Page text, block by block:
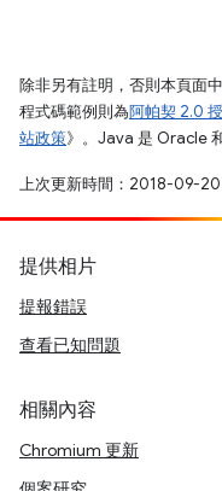
除非另有註明，否則本頁面
程式碼範例則為阿帕契 2.0
站政策》。Java 是 Oracle
上次更新時間：2018-09-20
提供相片
提報錯誤
查看已知問題
相關內容
Chromium 更新